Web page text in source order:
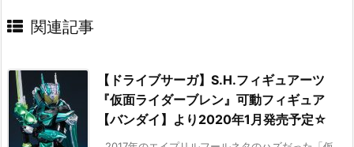
関連記事
【ドライブサーガ】S.H.フィギュアーツ
『仮面ライダーブレン』可動フィギュア
【バンダイ】より2020年1月発売予定☆